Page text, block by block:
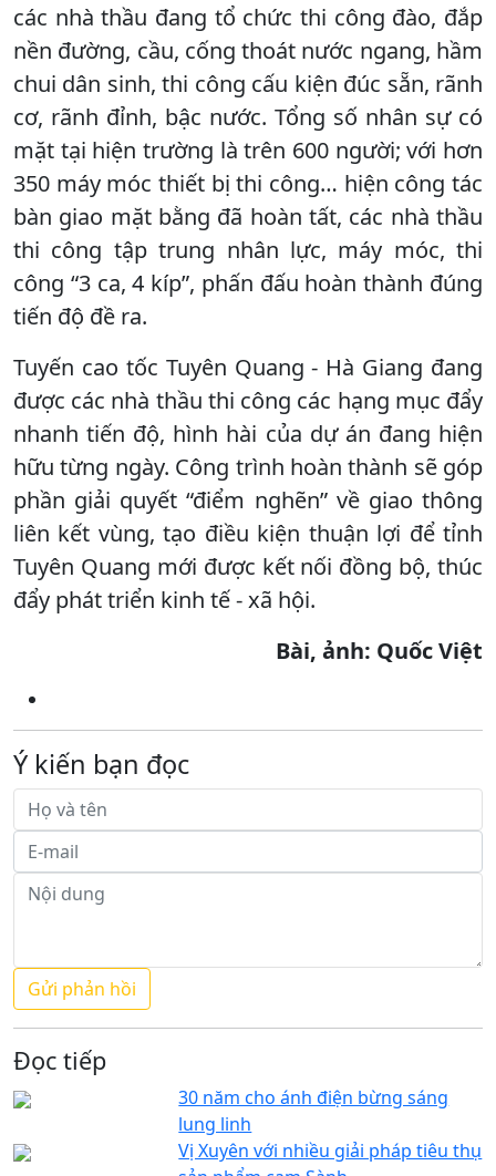
các nhà thầu đang tổ chức thi công đào, đắp
nền đường, cầu, cống thoát nước ngang, hầm
chui dân sinh, thi công cấu kiện đúc sẵn, rãnh
cơ, rãnh đỉnh, bậc nước. Tổng số nhân sự có
mặt tại hiện trường là trên 600 người; với hơn
350 máy móc thiết bị thi công… hiện công tác
bàn giao mặt bằng đã hoàn tất, các nhà thầu
thi công tập trung nhân lực, máy móc, thi
công “3 ca, 4 kíp”, phấn đấu hoàn thành đúng
tiến độ đề ra.
Tuyến cao tốc Tuyên Quang - Hà Giang đang
được các nhà thầu thi công các hạng mục đẩy
nhanh tiến độ, hình hài của dự án đang hiện
hữu từng ngày. Công trình hoàn thành sẽ góp
phần giải quyết “điểm nghẽn” về giao thông
liên kết vùng, tạo điều kiện thuận lợi để tỉnh
Tuyên Quang mới được kết nối đồng bộ, thúc
đẩy phát triển kinh tế - xã hội.
Bài, ảnh: Quốc Việt
Ý kiến bạn đọc
Đọc tiếp
30 năm cho ánh điện bừng sáng
lung linh
Vị Xuyên với nhiều giải pháp tiêu thụ